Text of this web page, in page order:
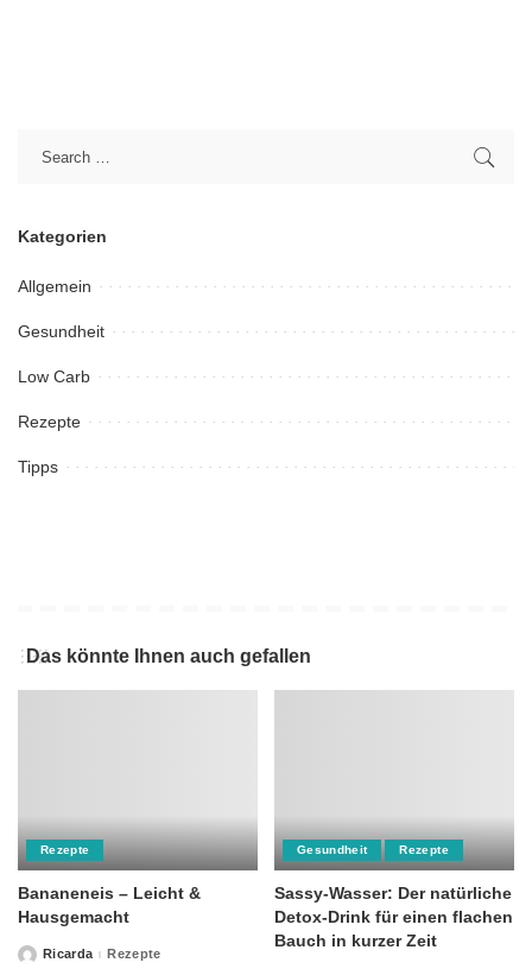
Kategorien
Allgemein
Gesundheit
Low Carb
Rezepte
Tipps
Das könnte Ihnen auch gefallen
Rezepte
Bananeneis – Leicht &
Hausgemacht
PostedRicarda Rezepte
Gesundheit Rezepte
Sassy-Wasser: Der natürliche
Detox-Drink für einen flachen
Bauch in kurzer Zeit